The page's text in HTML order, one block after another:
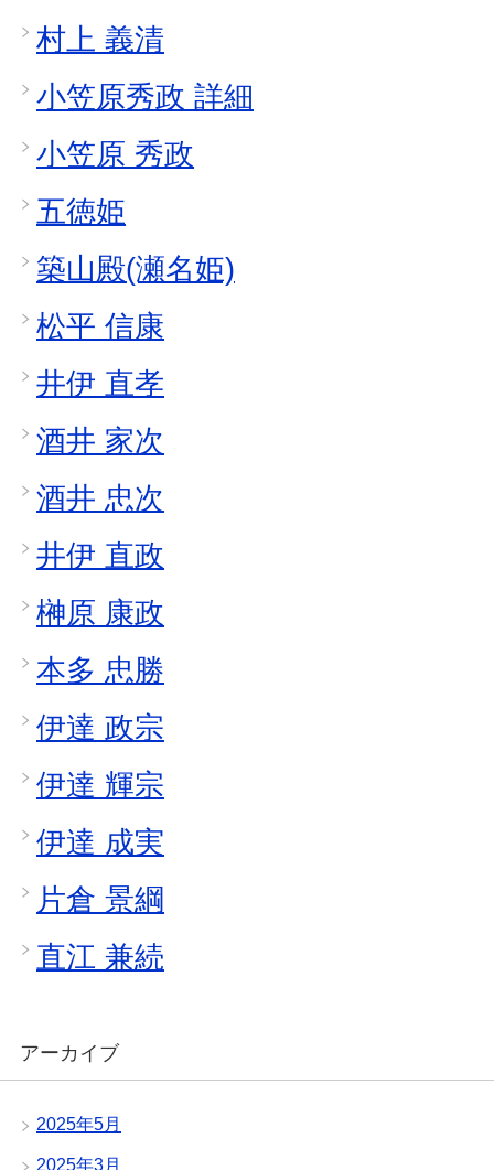
村上 義清
小笠原秀政 詳細
小笠原 秀政
五徳姫
築山殿(瀬名姫)
松平 信康
井伊 直孝
酒井 家次
酒井 忠次
井伊 直政
榊原 康政
本多 忠勝
伊達 政宗
伊達 輝宗
伊達 成実
片倉 景綱
直江 兼続
アーカイブ
2025年5月
2025年3月